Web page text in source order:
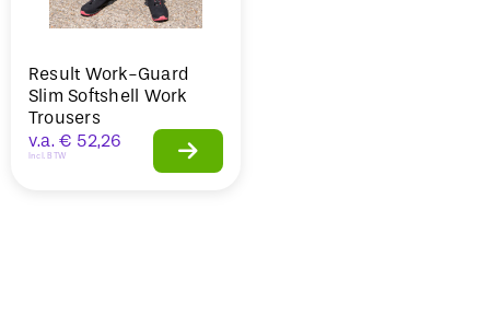
Result Work-Guard
Slim Softshell Work
Trousers
v.a. € 52,26
Incl. BTW